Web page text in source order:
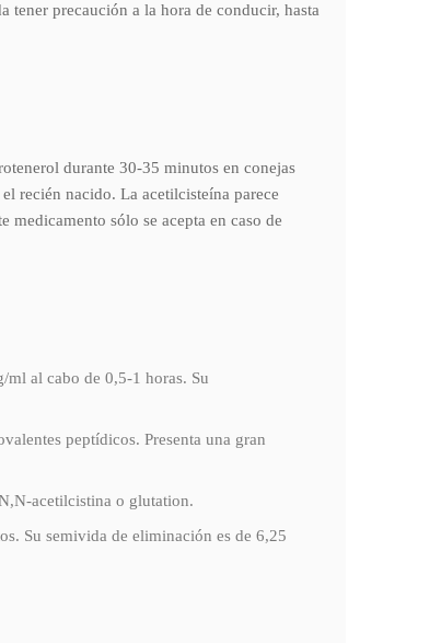
tener precaución a la hora de conducir, hasta
durante 30-35 minutos en conejas
recién nacido. La acetilcisteína parece
medicamento sólo se acepta en caso de
ml al cabo de 0,5-1 horas. Su
peptídicos. Presenta una gran
acetilcistina o glutation.
Su semivida de eliminación es de 6,25